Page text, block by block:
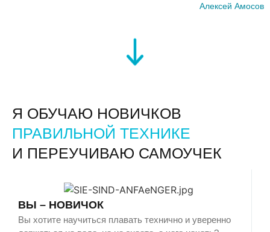
Алексей Амосов
Я ОБУЧАЮ НОВИЧКОВ
ПРАВИЛЬНОЙ ТЕХНИКЕ
И ПЕРЕУЧИВАЮ САМОУЧЕК
ВЫ – НОВИЧОК
Вы хотите научиться плавать технично и уверенно